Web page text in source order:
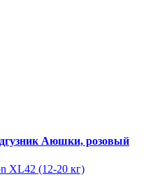
Аюшки, розовый